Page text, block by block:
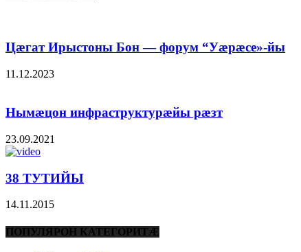
Цæгат Ирыстоны Бон — форум “Уæрæсе»-йы
11.12.2023
Нымæцон инфраструктурæйы рæзт
23.09.2021
38 ТУТИЙЫ
14.11.2015
ПОПУЛЯРОН КАТЕГОРИТÆ